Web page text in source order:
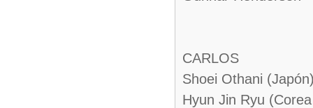
CARLOS
Shoei Othani
Hyun Jin Ryu